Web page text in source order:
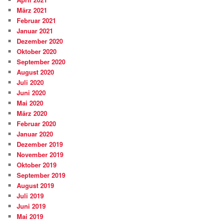
März 2021
Februar 2021
Januar 2021
Dezember 2020
Oktober 2020
September 2020
August 2020
Juli 2020
Juni 2020
Mai 2020
März 2020
Februar 2020
Januar 2020
Dezember 2019
November 2019
Oktober 2019
September 2019
August 2019
Juli 2019
Juni 2019
Mai 2019